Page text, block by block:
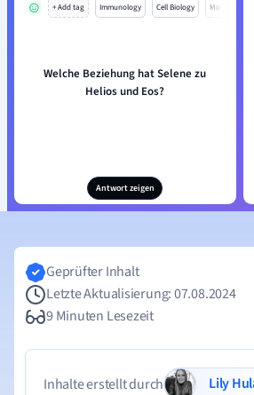
+ Add tag Immunology Cell Biology Mo
Welche Beziehung hat Selene zu
Helios und Eos?
Antwort zeigen
Geprüfter Inhalt
Letzte Aktualisierung: 07.08.2024
9 Minuten Lesezeit
Inhalte erstellt durch
Lily